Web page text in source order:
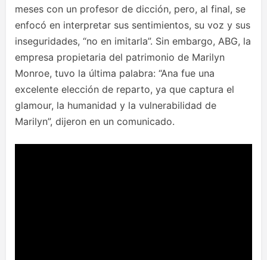
meses con un profesor de dicción, pero, al final, se
enfocó en interpretar sus sentimientos, su voz y sus
inseguridades, “no en imitarla”. Sin embargo, ABG, la
empresa propietaria del patrimonio de Marilyn
Monroe, tuvo la última palabra: “Ana fue una
excelente elección de reparto, ya que captura el
glamour, la humanidad y la vulnerabilidad de
Marilyn”, dijeron en un comunicado.